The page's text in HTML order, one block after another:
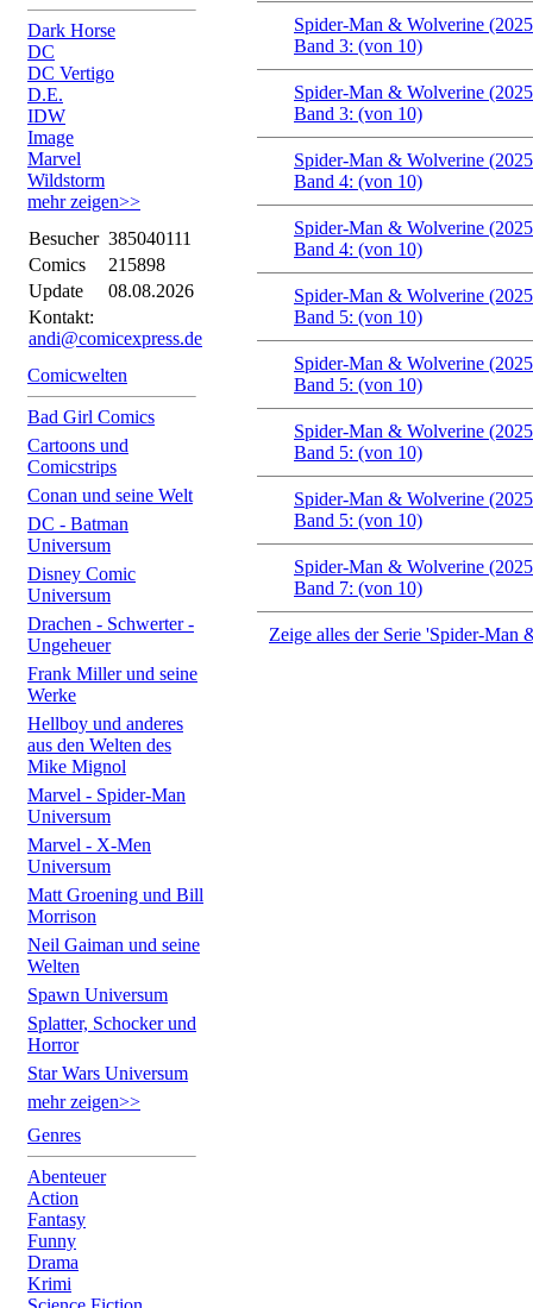
Dark Horse
DC
DC Vertigo
D.E.
IDW
Image
Marvel
Wildstorm
mehr zeigen>>
Besucher 385040111
Comics
215898
Update
08.08.2026
Kontakt:
andi@comicexpress.de
Comicwelten
Bad Girl Comics
Cartoons und
Comicstrips
Conan und seine Welt
DC - Batman
Universum
Disney Comic
Universum
Drachen - Schwerter -
Ungeheuer
Frank Miller und seine
Werke
Hellboy und anderes
aus den Welten des
Mike Mignol
Marvel - Spider-Man
Universum
Marvel - X-Men
Universum
Matt Groening und Bill
Morrison
Neil Gaiman und seine
Welten
Spawn Universum
Splatter, Schocker und
Horror
Star Wars Universum
mehr zeigen>>
Genres
Abenteuer
Action
Fantasy
Funny
Drama
Krimi
Spider-Man & Wolverine
Band 3: (von 10)
Spider-Man & Wolverine
Band 3: (von 10)
Spider-Man & Wolverine
Band 4: (von 10)
Spider-Man & Wolverine
Band 4: (von 10)
Spider-Man & Wolverine
Band 5: (von 10)
Spider-Man & Wolverine
Band 5: (von 10)
Spider-Man & Wolverine
Band 5: (von 10)
Spider-Man & Wolverine
Band 5: (von 10)
Spider-Man & Wolverine
Band 7: (von 10)
Zeige alles der Serie 'Spider-Man